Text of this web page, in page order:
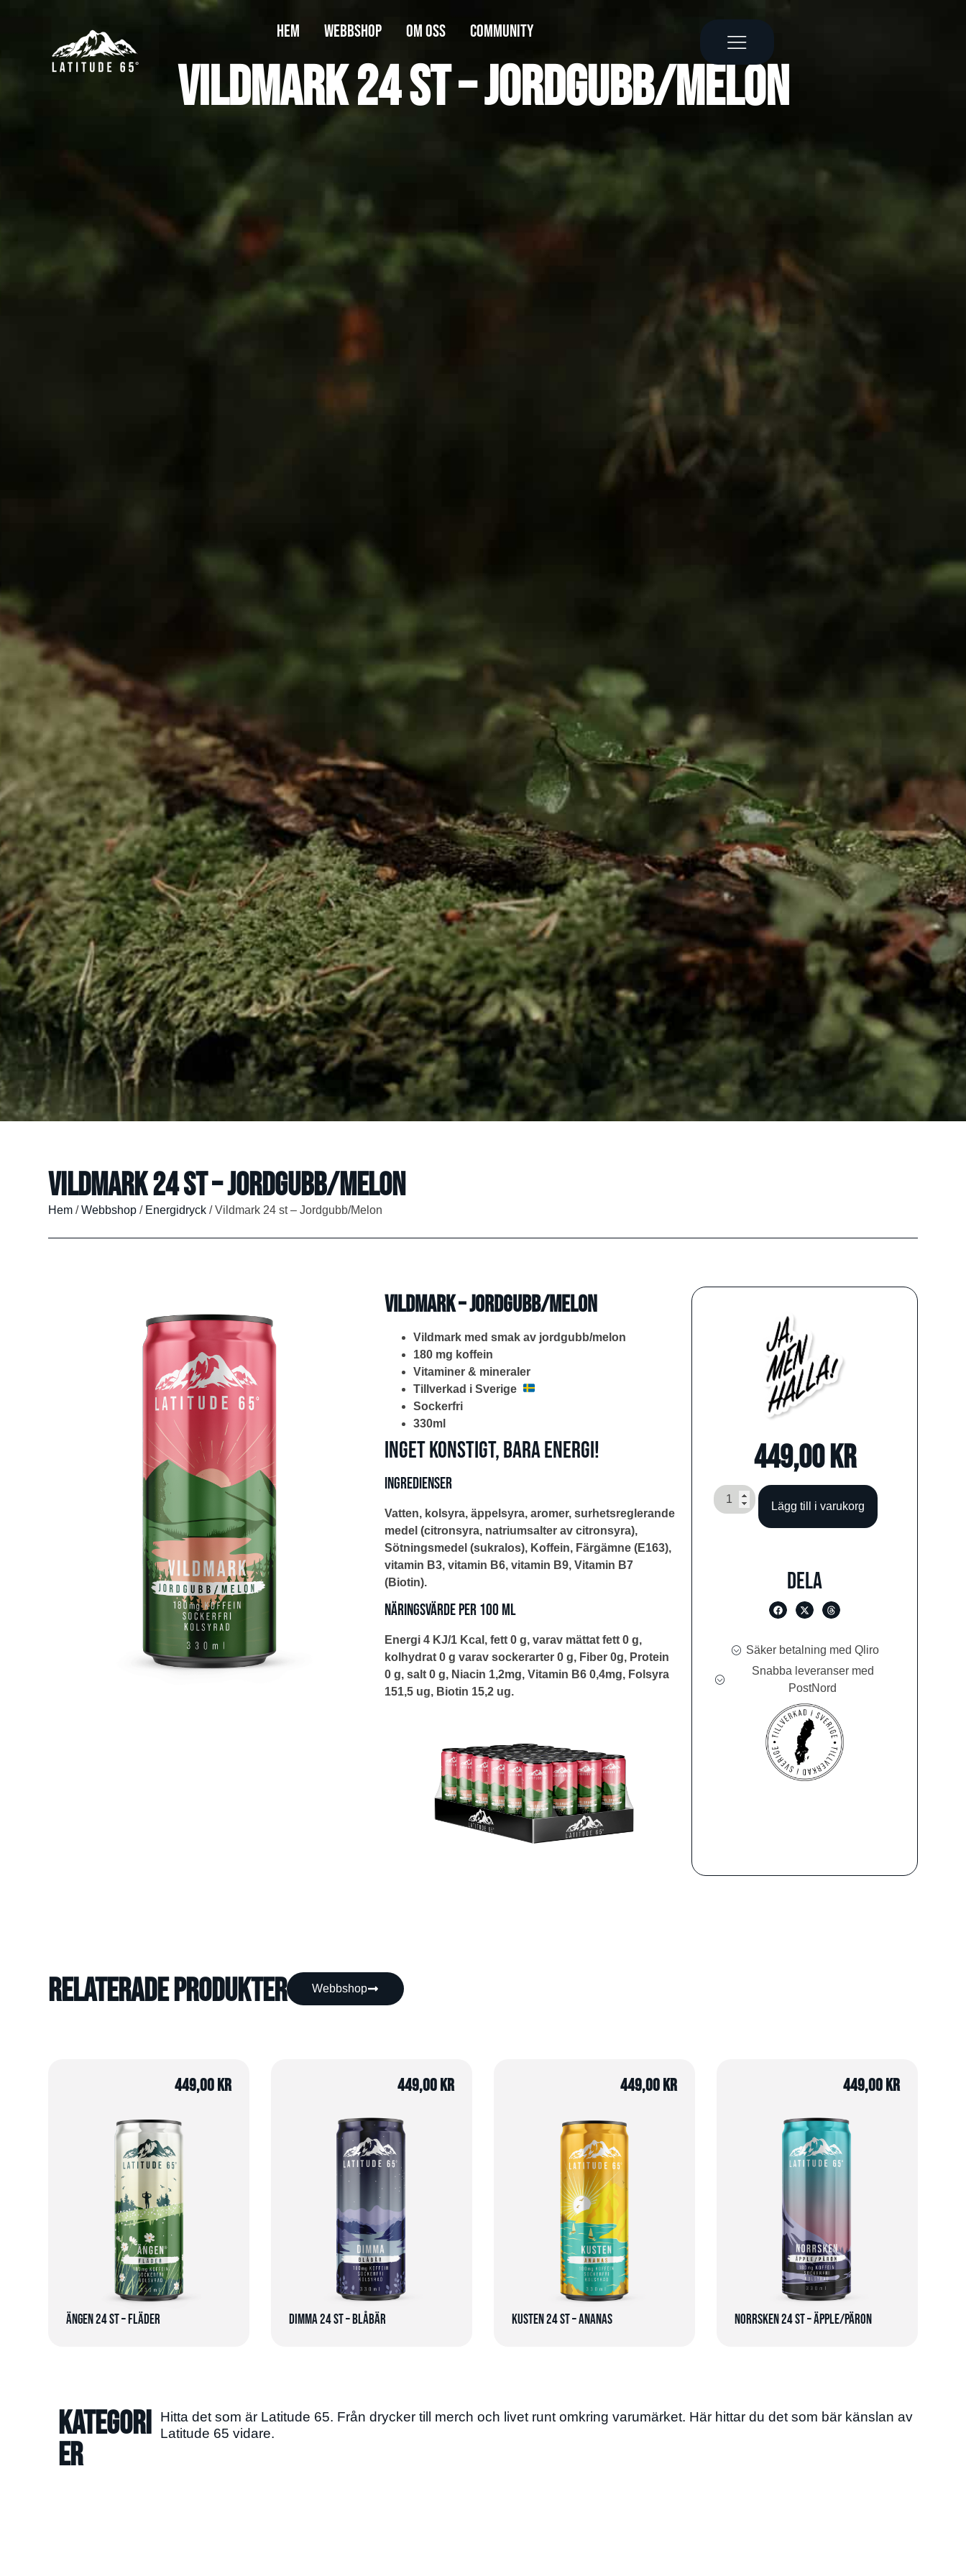
HEM WEBBSHOP OM OSS COMMUNITY
Vildmark 24 st – Jordgubb/Melon
Vildmark 24 st – Jordgubb/Melon
Hem /Webbshop / Energidryck / Vildmark 24 st – Jordgubb/Melon
Vildmark – Jordgubb/Melon
Vildmark med smak av jordgubb/melon
180 mg koffein
Vitaminer & mineraler
Tillverkad i Sverige
Sockerfri
330ml
Inget konstigt, bara energi!
Ingredienser
Vatten, kolsyra, äppelsyra, aromer, surhetsreglerande
medel (citronsyra, natriumsalter av citronsyra),
Sötningsmedel (sukralos), Koffein, Färgämne (E163),
vitamin B3, vitamin B6, vitamin B9, Vitamin B7
(Biotin).
Näringsvärde per 100 ml
Energi 4 KJ/1 Kcal, fett 0 g, varav mättat fett 0 g,
kolhydrat 0 g varav sockerarter 0 g, Fiber 0g, Protein
0 g, salt 0 g, Niacin 1,2mg, Vitamin B6 0,4mg, Folsyra
151,5 ug, Biotin 15,2 ug.
449,00kr
Lägg till i varukorg
Dela
Säker betalning med Qliro
Snabba leveranser med
PostNord
Relaterade produkter Webbshop
449,00kr
Ängen 24 st – Fläder
449,00kr
Dimma 24 st – Blåbär
449,00kr
Kusten 24 st – Ananas
449,00kr
Norrsken 24 st – Äpple/Päron
Kategori
er
Hitta det som är Latitude 65. Från drycker till merch och livet runt omkring varumärket. Här hittar du det som bär känslan av
Latitude 65 vidare.